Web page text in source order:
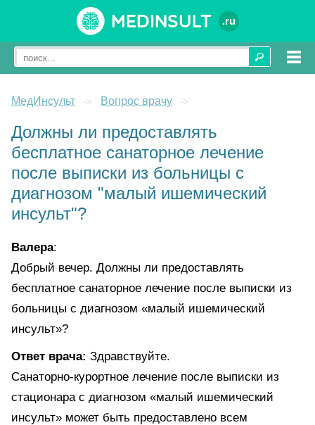
Medinsult .ru
МедИнсульт -> Вопрос врачу ->
Должны ли предоставлять
бесплатное санаторное лечение
после выписки из больницы с
диагнозом "малый ишемический
инсульт"?
Валера:
Добрый вечер. Должны ли предоставлять
бесплатное санаторное лечение после выписки из
больницы с диагнозом «малый ишемический
инсульт»?
Ответ врача: Здравствуйте.
Санаторно-курортное лечение после выписки из
стационара с диагнозом «малый ишемический
инсульт» может быть предоставлено всем